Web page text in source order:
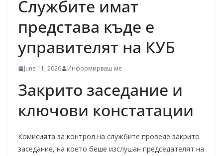
Службите имат
представа къде е
управителят на КУБ
June 11, 2026 Информирваш ме
Закрито заседание и
ключови констатации
Комисията за контрол на службите проведе закрито
заседание, на което беше изслушан председателят на